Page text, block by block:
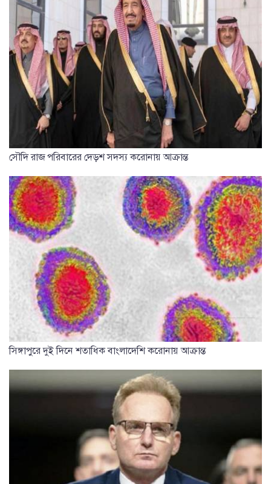
সৌদি রাজ পরিবারের দেড়শ সদস্য করোনায় আক্রান্ত
সিঙ্গাপুরে দুই দিনে শতাধিক বাংলাদেশি করোনায় আক্রান্ত